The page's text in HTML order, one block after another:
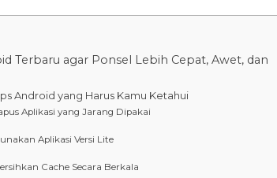
Terbaru agar Ponsel Lebih Cepat, Awet, dan
Android yang Harus Kamu Ketahui
Aplikasi yang Jarang Dipakai
Aplikasi Versi Lite
Cache Secara Berkala